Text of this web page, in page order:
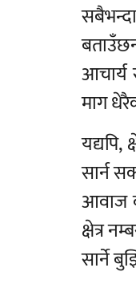
आचार्य
माग
सार्न
आवाज
क्षेत्र
सार्ने